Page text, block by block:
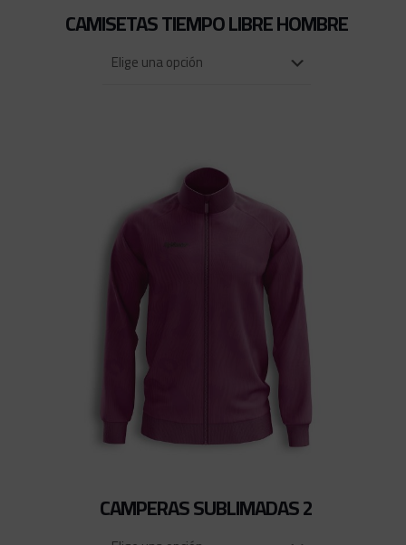
CAMISETAS TIEMPO LIBRE HOMBRE
CAMPERAS SUBLIMADAS 2